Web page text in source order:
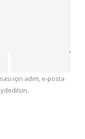
için adım, e-posta